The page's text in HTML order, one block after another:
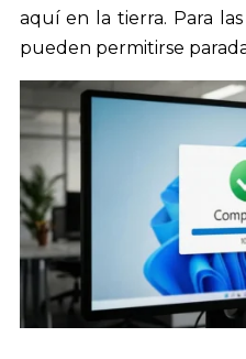
aquí en la tierra. Para
pueden permitirse